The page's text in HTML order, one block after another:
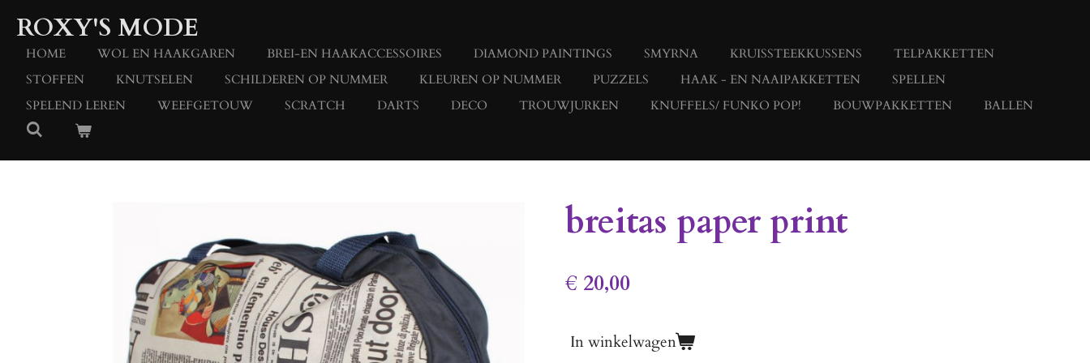
Ga
direct
naar
hoofdinhoud
ROXY'S MODE
HOME WOL EN HAAKGAREN BREI-EN HAAKACCESSOIRES DIAMOND PAINTINGS SMYRNA KRUISSTEEKKUSSENS
TELPAKKETTEN
STOFFEN
KNUTSELEN SCHILDEREN OP NUMMER KLEUREN OP NUMMER PUZZELS HAAK - EN NAAIPAKKETTEN
SPELLEN
SPELEND LEREN
WEEFGETOUW SCRATCH DARTS DECO TROUWJURKEN KNUFFELS/ FUNKO POP! BOUWPAKKETTEN BALLEN
breitas paper print
€ 20,00
In winkelwagen